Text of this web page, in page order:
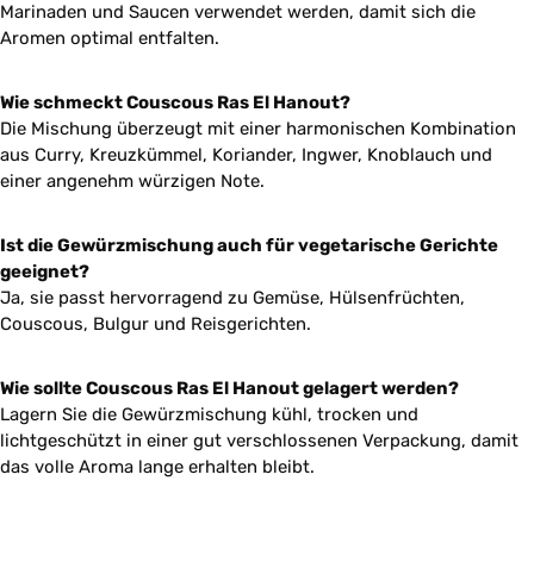
Marinaden und Saucen verwendet werden, damit sich die
Aromen optimal entfalten.
Wie schmeckt Couscous Ras El Hanout?
Die Mischung überzeugt mit einer harmonischen Kombination
aus Curry, Kreuzkümmel, Koriander, Ingwer, Knoblauch und
einer angenehm würzigen Note.
Ist die Gewürzmischung auch für vegetarische Gerichte
geeignet?
Ja, sie passt hervorragend zu Gemüse, Hülsenfrüchten,
Couscous, Bulgur und Reisgerichten.
Wie sollte Couscous Ras El Hanout gelagert werden?
Lagern Sie die Gewürzmischung kühl, trocken und
lichtgeschützt in einer gut verschlossenen Verpackung, damit
das volle Aroma lange erhalten bleibt.